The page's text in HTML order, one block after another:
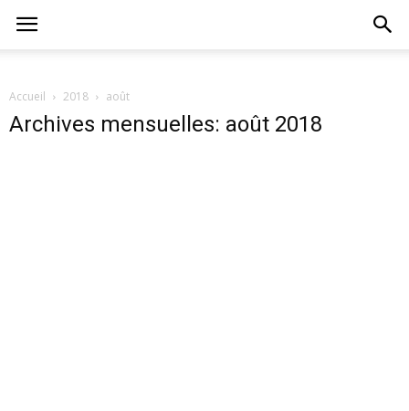
Accueil 2018 août
Archives mensuelles: août 2018